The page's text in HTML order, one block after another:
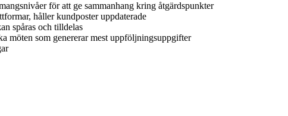
för att ge sammanhang kring åtgärdspunkter
håller kundposter uppdaterade
spåras och tilldelas
möten som genererar mest uppföljningsuppgifter